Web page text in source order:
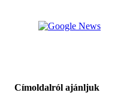
Címoldalról ajánljuk